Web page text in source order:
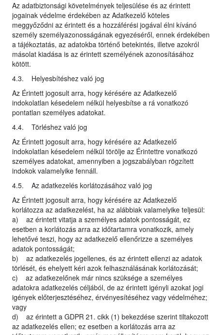
Az adatbiztonsági követelmények teljesülése és az érintett
jogainak védelme érdekében az Adatkezelő köteles
meggyőződni az érintett és a hozzáférési jogával élni kívánó
személy személyazonosságának egyezéséről, ennek érdekében
a tájékoztatás, az adatokba történő betekintés, illetve azokról
másolat kiadása is az érintett személyének azonosításához
kötött.
4.3. Helyesbítéshez való jog
Az Érintett jogosult arra, hogy kérésére az Adatkezelő
indokolatlan késedelem nélkül helyesbítse a rá vonatkozó
pontatlan személyes adatokat.
4.4. Törléshez való jog
Az Érintett jogosult arra, hogy kérésére az Adatkezelő
indokolatlan késedelem nélkül törölje az Érintettre vonatkozó
személyes adatokat, amennyiben a jogszabályban rögzített
indokok valamelyike fennáll.
4.5. Az adatkezelés korlátozásához való jog
Az Érintett jogosult arra, hogy kérésére az Adatkezelő
korlátozza az adatkezelést, ha az alábbiak valamelyike teljesül:
a) az érintett vitatja a személyes adatok pontosságát, ez
esetben a korlátozás arra az időtartamra vonatkozik, amely
lehetővé teszi, hogy az adatkezelő ellenőrizze a személyes
adatok pontosságát;
b) az adatkezelés jogellenes, és az érintett ellenzi az adatok
törlését, és ehelyett kéri azok felhasználásának korlátozását;
c) az adatkezelőnek már nincs szüksége a személyes
adatokra adatkezelés céljából, de az érintett igényli azokat jogi
igények előterjesztéséhez, érvényesítéséhez vagy védelméhez;
vagy
d) az érintett a GDPR 21. cikk (1) bekezdése szerint tiltakozott
az adatkezelés ellen; ez esetben a korlátozás arra az